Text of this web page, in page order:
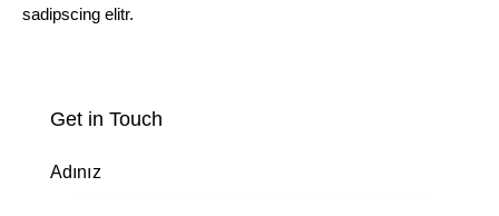
sadipscing elitr.
Get in Touch